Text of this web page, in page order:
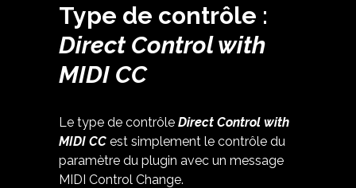
Type de contrôle :
Direct Control with
MIDI CC
Le type de contrôle Direct Control with
MIDI CC est simplement le contrôle du
paramètre du plugin avec un message
MIDI Control Change.